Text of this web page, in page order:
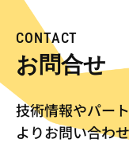
CONTACT
お問合せ
技術情報やパー
よりお問い合わ